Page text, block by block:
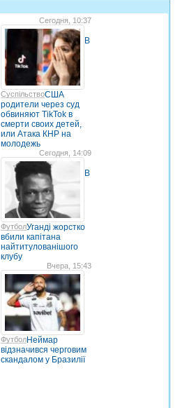
Сегодня, 10:37
Суспільство
В
США
родители через суд
обвиняют TikTok в
смерти своих детей,
или Атака КНР на
молодежь
Сегодня, 14:09
Футбол
В
Уганді жорстко
вбили капітана
найтитулованішого
клубу
Вчера, 15:43
ФутболНеймар
відзначився черговим
скандалом у Бразилії